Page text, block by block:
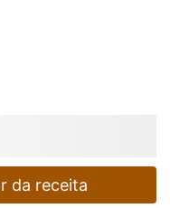
da receita